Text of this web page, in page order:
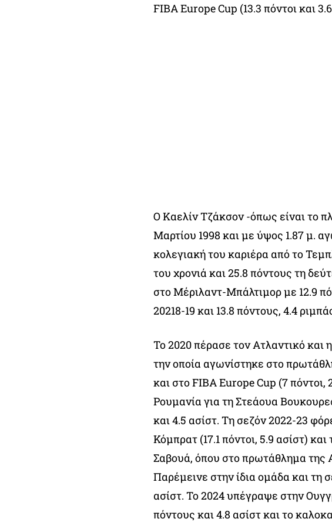
FIBA Europe Cup (13.3 πόντοι και
Ο Καελίν Τζάκσον -όπως είναι το
Μαρτίου 1998 και με ύψος 1.87 μ.
κολεγιακή του καριέρα από το
του χρονιά και 25.8 πόντους τη
στο Μέριλαντ-Μπάλτιμορ με 12.9
20218-19 και 13.8 πόντους, 4.4
Το 2020 πέρασε τον Ατλαντικό και
την οποία αγωνίστηκε στο
και στο FIBA Europe Cup (7 πόντοι,
Ρουμανία για τη Στεάουα
και 4.5 ασίστ. Τη σεζόν 2022-23
Κόμπρατ (17.1 πόντοι, 5.9 ασίστ)
Σαβουά, όπου στο πρωτάθλημα της
Παρέμεινε στην ίδια ομάδα και τη
ασίστ. Το 2024 υπέγραψε στην
πόντους και 4.8 ασίστ και το